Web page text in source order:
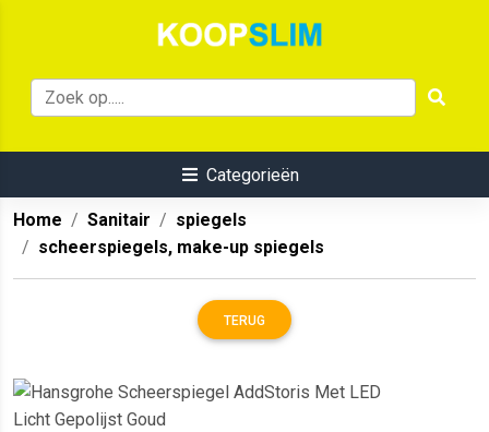
Categorieën
Home Sanitair
spiegels
scheerspiegels, make-up spiegels
TERUG